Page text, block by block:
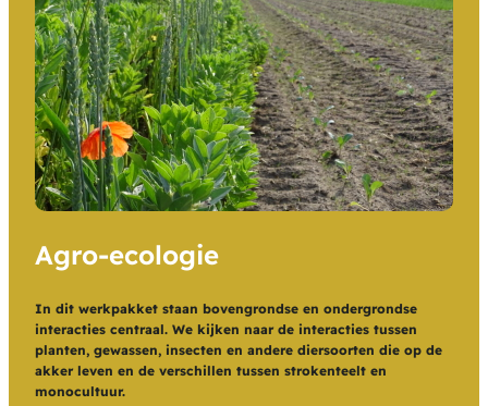
Agro-ecologie
In dit werkpakket staan bovengrondse en ondergrondse
interacties centraal. We kijken naar de interacties tussen
planten, gewassen, insecten en andere diersoorten die op de
akker leven en de verschillen tussen strokenteelt en
monocultuur.